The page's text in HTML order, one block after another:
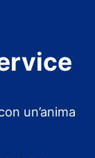
un’anima